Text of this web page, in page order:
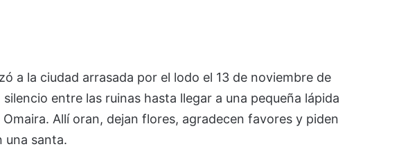
a la ciudad arrasada por el lodo el 13 de noviembre de
entre las ruinas hasta llegar a una pequeña lápida
Allí oran, dejan flores, agradecen favores y piden
una santa.